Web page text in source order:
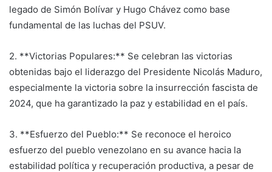
legado de Simón Bolívar y Hugo Chávez como base
fundamental de las luchas del PSUV.
2. **Victorias Populares:** Se celebran las victorias
obtenidas bajo el liderazgo del Presidente Nicolás Maduro,
especialmente la victoria sobre la insurrección fascista de
2024, que ha garantizado la paz y estabilidad en el país.
3. **Esfuerzo del Pueblo:** Se reconoce el heroico
esfuerzo del pueblo venezolano en su avance hacia la
estabilidad política y recuperación productiva, a pesar de